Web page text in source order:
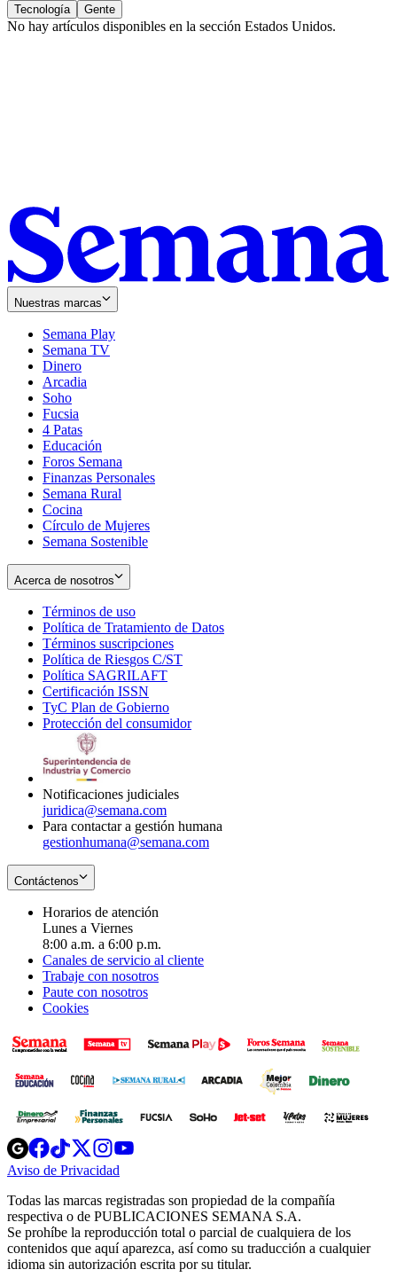
Tecnología Gente
No hay artículos disponibles en la sección Estados Unidos.
Nuestras marcas
Semana Play
Semana TV
Dinero
Arcadia
Soho
in
new
window
Fucsia
in
new
window
4 Patas
Educación
Foros Semana
Finanzas Personales
Semana Rural
Cocina
Círculo de Mujeres
Semana Sostenible
Acerca de nosotros
Términos de uso
in
new
window
Política de Tratamiento de Datos
Términos suscripciones
in
Política de Riesgos C/ST
Política SAGRILAFT
new
window
Certificación ISSN
in
new
TyC Plan de Gobierno
in
Protección del consumidorOpens
Notificaciones judiciales
juridica@semana.com
Para contactar a gestión humana
gestionhumana@semana.com
Contáctenos
Horarios de atención
Lunes a Viernes
8:00 a.m. a 6:00 p.m.
Canales de servicio al cliente
Trabaje con nosotros
Paute con nosotros
Cookies
Opens
in
new
Opens
in
new
Opens
in
new
window
Opens
new
windowwindow
Aviso de Privacidad
new
window
Todas las marcas registradas son propiedad de la compañía
respectiva o de PUBLICACIONES SEMANA S.A.
Se prohíbe la reproducción total o parcial de cualquiera de los
contenidos que aquí aparezca, así como su traducción a cualquier
idioma sin autorización escrita por su titular.